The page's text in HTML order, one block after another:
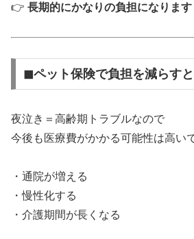
👉 長期的にかなりの負担になります
◼︎ペット保険で負担を減らす
夜泣き＝高齢期トラブルなので
今後も医療費がかかる可能性は高い
・通院が増える
・慢性化する
・介護期間が長くなる